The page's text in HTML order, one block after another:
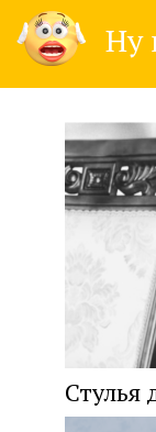
content
Ну
Стулья